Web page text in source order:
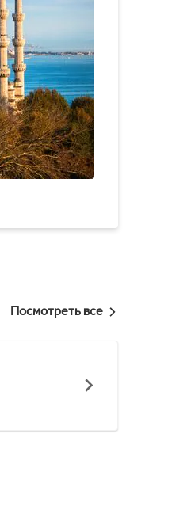
Посмотреть все